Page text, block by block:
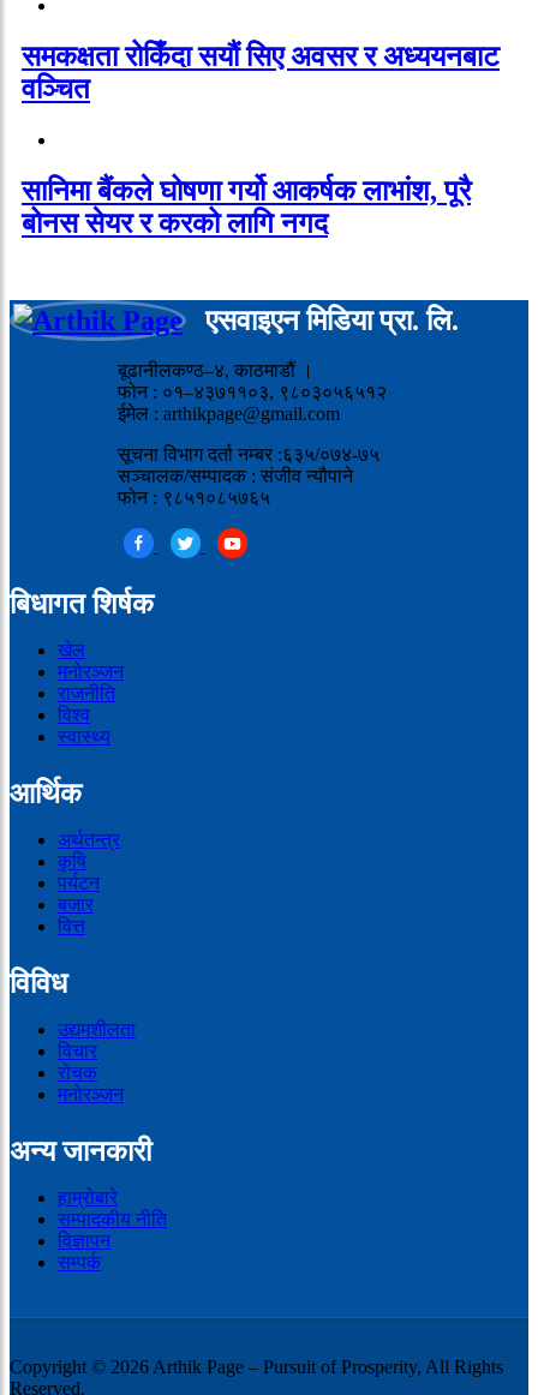
समकक्षता रोकिँदा सयौं सिए अवसर र अध्ययनबाट
वञ्चित
सानिमा बैंकले घोषणा गर्यो आकर्षक लाभांश, पूरै
बोनस सेयर र करको लागि नगद
एसवाइएन मिडिया प्रा. लि.
बूढानीलकण्ठ–४, काठमाडौं ।
फोन : ०१–४३७११०३, ९८०३०५६५१२
ईमेल : arthikpage@gmail.com
सूचना विभाग दर्ता नम्बर :६३५/०७४-७५
सञ्चालक/सम्पादक : संजीव न्यौपाने
फोन : ९८५१०८५७६५
बिधागत शिर्षक
खेल
मनोरञ्जन
राजनीति
विश्व
स्वास्थ्य
आर्थिक
अर्थतन्त्र
कृषि
पर्यटन
बजार
वित्त
विविध
उद्यमशीलता
विचार
रोचक
मनोरञ्जन
अन्य जानकारी
हाम्रोबारे
सम्पादकीय नीति
विज्ञापन
सम्पर्क
Copyright © 2026 Arthik Page – Pursuit of Prosperity, All Rights
Reserved.